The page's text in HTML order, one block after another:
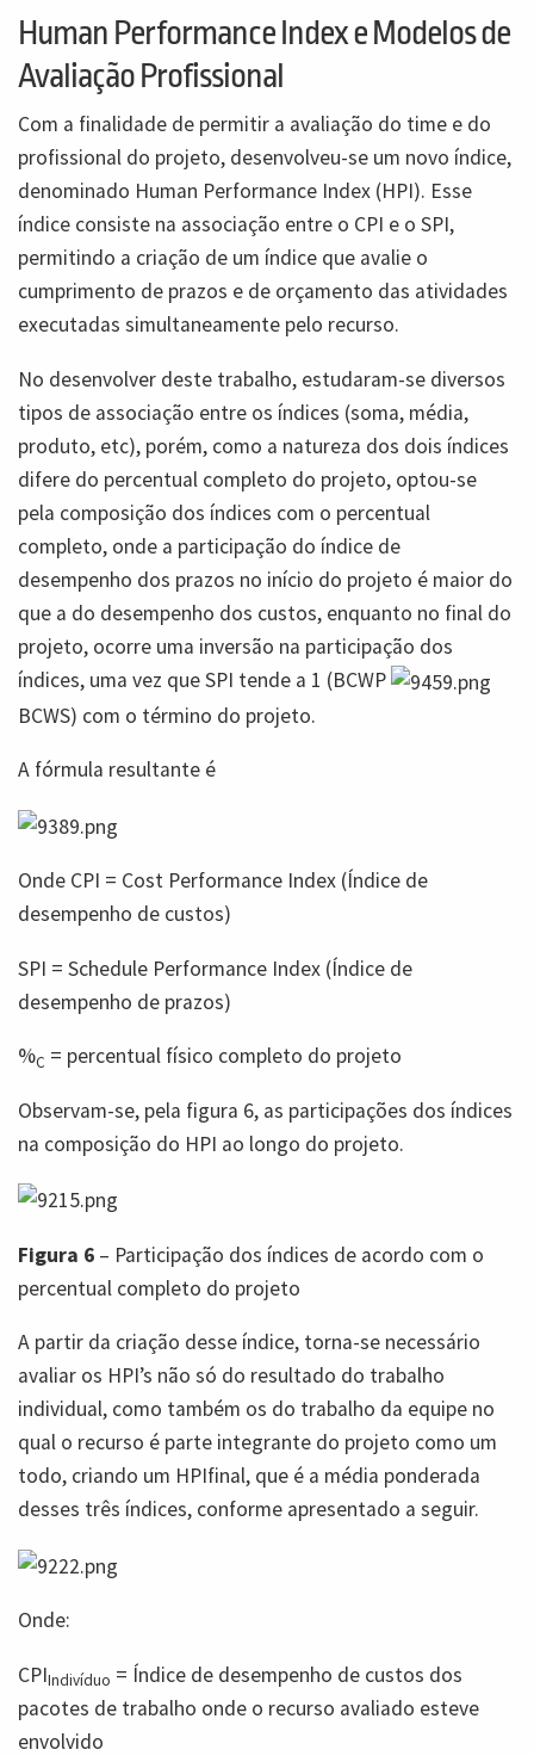
Human Performance Indexe Modelos de
Avaliação Profissional
Com a finalidade de permitir a avaliação do time e do
profissional do projeto, desenvolveu-se um novo índice,
denominado Human Performance Index (HPI). Esse
índice consiste na associação entre o CPI e o SPI,
permitindo a criação de um índice que avalie o
cumprimento de prazos e de orçamento das atividades
executadas simultaneamente pelo recurso.
No desenvolver deste trabalho, estudaram-se diversos
tipos de associação entre os índices (soma, média,
produto, etc), porém, como a natureza dos dois índices
difere do percentual completo do projeto, optou-se
pela composição dos índices com o percentual
completo, onde a participação do índice de
desempenho dos prazos no início do projeto é maior do
que a do desempenho dos custos, enquanto no final do
projeto, ocorre uma inversão na participação dos
índices, uma vez que SPI tende a 1 (BCWP
BCWS) com o término do projeto.
A fórmula resultante é
Onde CPI = Cost Performance Index (Índice de
desempenho de custos)
SPI = Schedule Performance Index (Índice de
desempenho de prazos)
%C = percentual físico completo do projeto
Observam-se, pela figura 6, as participações dos índices
na composição do HPI ao longo do projeto.
Figura 6 – Participação dos índices de acordo com o
percentual completo do projeto
A partir da criação desse índice, torna-se necessário
avaliar os HPI’s não só do resultado do trabalho
individual, como também os do trabalho da equipe no
qual o recurso é parte integrante do projeto como um
todo, criando um HPIfinal, que é a média ponderada
desses três índices, conforme apresentado a seguir.
Onde:
CPIIndivíduo = Índice de desempenho de custos dos
pacotes de trabalho onde o recurso avaliado esteve
envolvido